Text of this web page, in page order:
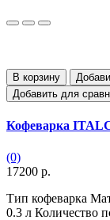
В корзину
Добавить для
Кофеварка
(0)
17200 р.
Тип кофеварка
0.3 л Количество